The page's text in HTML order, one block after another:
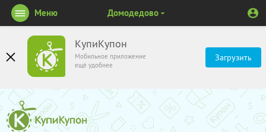
КупиКупон
Мобильное приложение
ещё удобнее
Загрузить
Меню Домодедово